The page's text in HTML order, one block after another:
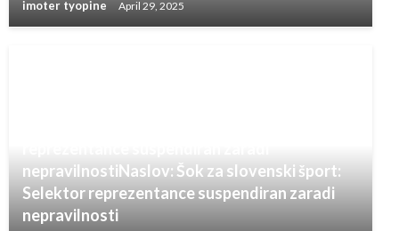
imoter tyopine April 29, 2025
odločitev zveze. Medtem pa se odpirajo
nepravilnostiNaslov: Šok za slovenski šport:
Selektor reprezentance suspendiran zaradi
nepravilnosti